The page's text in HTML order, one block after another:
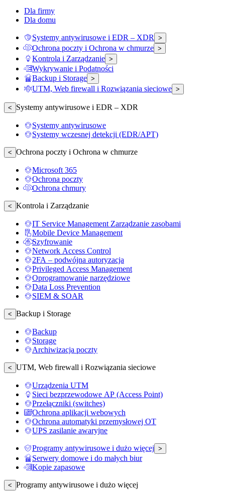
Dla firmy
Dla domu
Systemy antywirusowe i EDR – XDR >
Ochrona poczty i Ochrona w chmurze >
Kontrola i Zarządzanie >
Wykrywanie i Podatności
Backup i Storage >
UTM, Web firewall i Rozwiązania sieciowe >
< Systemy antywirusowe i EDR – XDR
Systemy antywirusowe
Systemy wczesnej detekcji (EDR/APT)
< Ochrona poczty i Ochrona w chmurze
Microsoft 365
Ochrona poczty
Ochrona chmury
< Kontrola i Zarządzanie
IT Service Management Zarządzanie zasobami
Mobile Device Management
Szyfrowanie
Network Access Control
2FA – podwójna autoryzacja
Privileged Access Management
Oprogramowanie narzędziowe
Data Loss Prevention
SIEM & SOAR
< Backup i Storage
Backup
Storage
Archiwizacja poczty
< UTM, Web firewall i Rozwiązania sieciowe
Urządzenia UTM
Sieci bezprzewodowe AP (Access Point)
Przełączniki (switches)
Ochrona aplikacji webowych
Ochrona automatyki przemysłowej OT
UPS zasilanie awaryjne
Programy antywirusowe i dużo więcej >
Serwery domowe i do małych biur
Kopie zapasowe
< Programy antywirusowe i dużo więcej